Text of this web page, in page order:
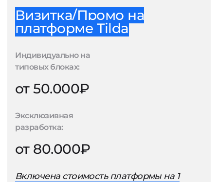
Визитка/Промо на
платформе Tilda
Индивидуально на
типовых блоках:
от 50.000₽
Эксклюзивная
разработка:
от 80.000₽
Включена стоимость платформы на 1